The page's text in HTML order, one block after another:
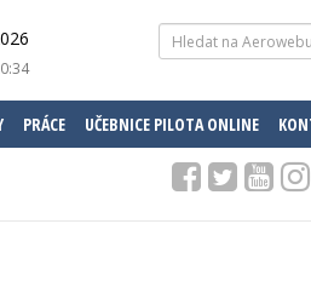
PRÁCE UČEBNICE PILOTA ONLINE